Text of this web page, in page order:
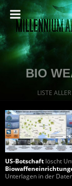
BIO
LISTE
US-Botschaft löscht
Unterlagen in der